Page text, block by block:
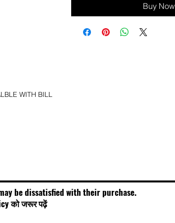
WITH BILL
Buy Now
be dissatisfied with their purchase.
को जरूर पढ़ें